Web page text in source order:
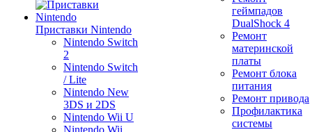
Приставки Nintendo
Nintendo Switch
2
Nintendo Switch
/ Lite
Nintendo New
3DS и 2DS
Nintendo Wii U
Nintendo Wii
геймпадов
DualShock 4
Ремонт
материнской
платы
Ремонт блока
питания
Ремонт привода
Профилактика
системы